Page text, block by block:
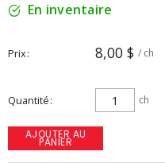
En inventaire
Prix 8,00 $ / ch
Quantité ch
AJOUTER AU
PANIER